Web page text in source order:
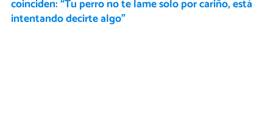
coinciden: “Tu perro no te lame solo por cariño, está
intentando decirte algo”